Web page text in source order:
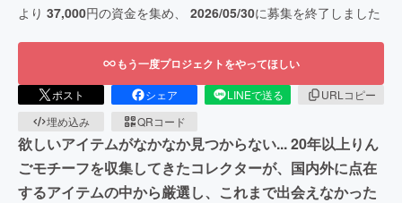
より 37,000円の資金を集め、 2026/05/30に募集を終了しました
もう一度プロジェクトをやってほしい
ポスト シェア LINEで送る
URLコピー
埋め込み
QRコード
欲しいアイテムがなかなか見つからない... 20年以上りん
ごモチーフを収集してきたコレクターが、国内外に点在
するアイテムの中から厳選し、これまで出会えなかった